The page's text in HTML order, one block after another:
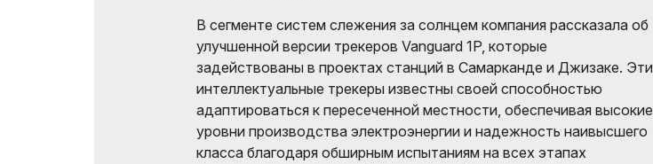
В сегменте систем слежения за солнцем компания рассказала об
улучшенной версии трекеров Vanguard 1P, которые
задействованы в проектах станций в Самарканде и Джизаке. Эти
интеллектуальные трекеры известны своей способностью
адаптироваться к пересеченной местности, обеспечивая высокие
уровни производства электроэнергии и надежность наивысшего
класса благодаря обширным испытаниям на всех этапах